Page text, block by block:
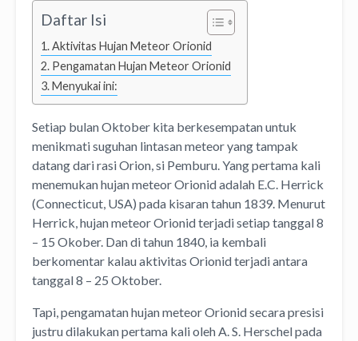
Daftar Isi
Aktivitas Hujan Meteor Orionid
Pengamatan Hujan Meteor Orionid
Menyukai ini:
Setiap bulan Oktober kita berkesempatan untuk
menikmati suguhan lintasan meteor yang tampak
datang dari rasi Orion, si Pemburu. Yang pertama kali
menemukan hujan meteor Orionid adalah E.C. Herrick
(Connecticut, USA) pada kisaran tahun 1839. Menurut
Herrick, hujan meteor Orionid terjadi setiap tanggal 8
– 15 Okober. Dan di tahun 1840, ia kembali
berkomentar kalau aktivitas Orionid terjadi antara
tanggal 8 – 25 Oktober.
Tapi, pengamatan hujan meteor Orionid secara presisi
justru dilakukan pertama kali oleh A. S. Herschel pada